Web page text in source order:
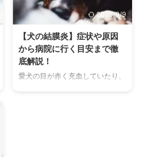
す。 この記事では、チンチラの
代表的な鳴き声の種類とその意味
鳴き声からわかるストレスや病気
のサイン、チンチラが鳴く理由を
理解して良好な関係を築くための
ヒントもご紹介します。 この記
2025/9/9
【犬の結膜炎】症状や原因
から病院に行く目安まで徹
底解説！
愛犬の目が赤く充血していたり、